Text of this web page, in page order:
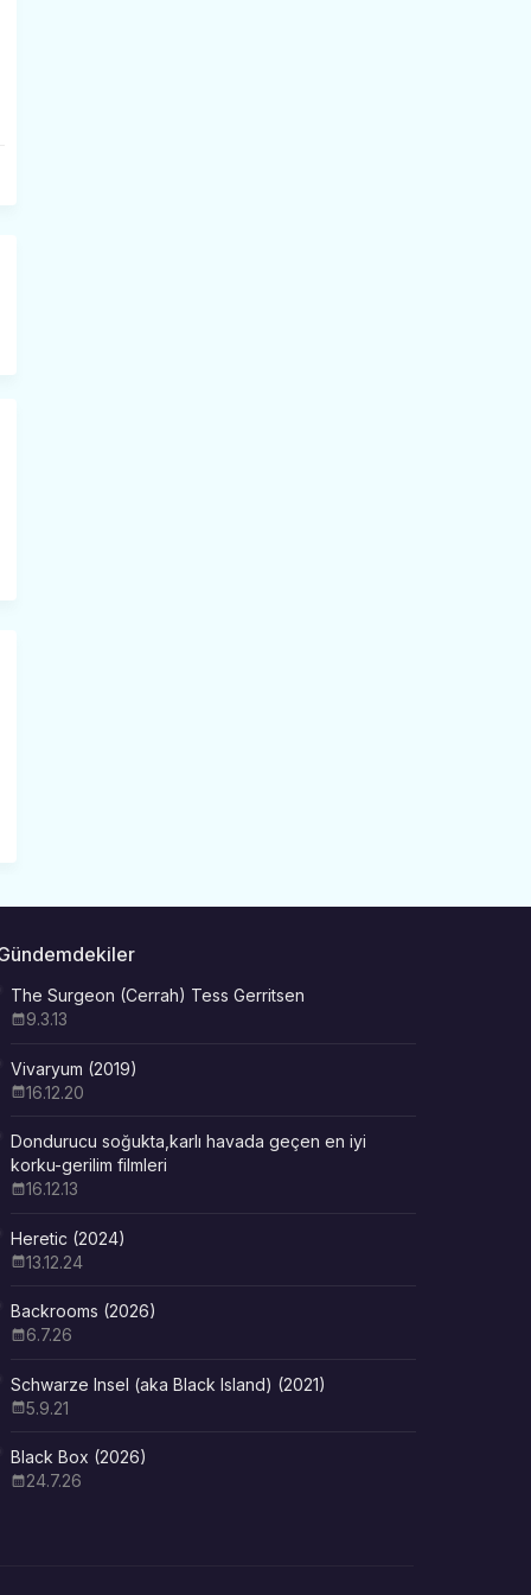
The Surgeon (Cerrah) Tess Gerritsen
9.3.13
Vivaryum (2019)
16.12.20
Dondurucu soğukta,karlı havada geçen en iyi
korku-gerilim filmleri
16.12.13
Heretic (2024)
13.12.24
Backrooms (2026)
6.7.26
Schwarze Insel (aka Black Island) (2021)
5.9.21
Black Box (2026)
24.7.26